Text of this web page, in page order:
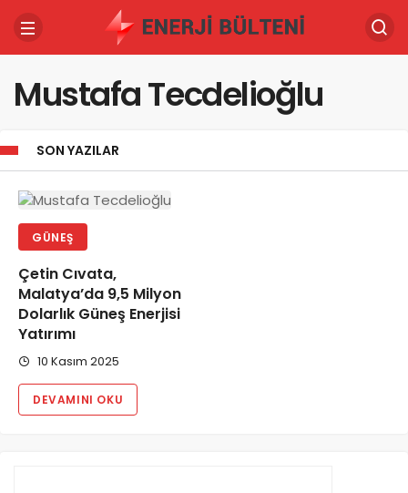
Mustafa Tecdelioğlu
SON YAZILAR
GÜNEŞ
Çetin Cıvata,
Malatya’da 9,5 Milyon
Dolarlık Güneş Enerjisi
Yatırımı
10 Kasım 2025
DEVAMINI OKU